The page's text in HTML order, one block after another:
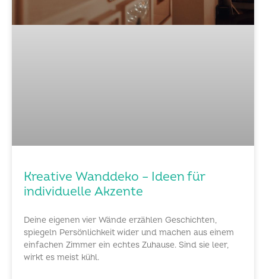
Kreative Wanddeko – Ideen für
individuelle Akzente
Deine eigenen vier Wände erzählen Geschichten,
spiegeln Persönlichkeit wider und machen aus einem
einfachen Zimmer ein echtes Zuhause. Sind sie leer,
wirkt es meist kühl.